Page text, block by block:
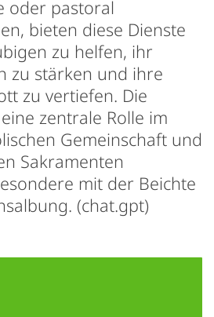
oder pastoral
bieten diese Dienste
zu helfen, ihr
zu stärken und ihre
zu vertiefen. Die
zentrale Rolle im
Gemeinschaft und
Sakramenten
mit der Beichte
(chat.gpt)